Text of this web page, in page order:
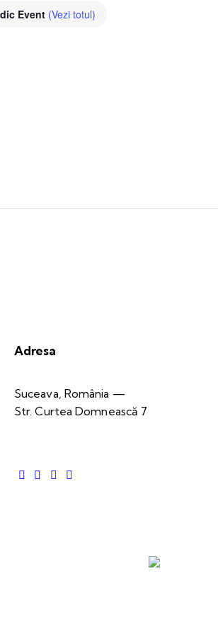
Event (Vezi totul)
Adresa
Suceava, România —
Str. Curtea Domnească 7